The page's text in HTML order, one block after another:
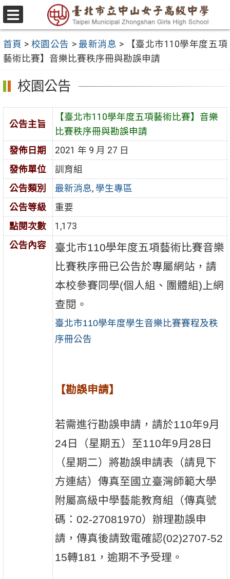
跳
至
要
內
容
區
選
單
首頁 > 校園公告 > 最新消息 >
【臺北市110學年度五項
藝術比賽】音樂比賽秩序冊與勘誤申請
校園公告
公告主旨
【臺北市110學年度五項藝術比賽】音樂
比賽秩序冊與勘誤申請
發佈日期
2021 年 9 月 27 日
發佈單位
訓育組
公告類別
最新消息, 學生專區
公告等級
重要
點閱次數
1,173
公告內容
臺北市110學年度五項藝術比賽音樂
比賽秩序冊已公告於專屬網站，請
本校參賽同學(個人組、團體組)上網
查閱。
臺北市110學年度學生音樂比賽賽程及秩
序冊公告
【勘誤申請】
若需進行勘誤申請，請於110年9月
24日（星期五）至110年9月28日
（星期二）將勘誤申請表（請見下
方連結）傳真至國立臺灣師範大學
附屬高級中學藝能教育組（傳真號
碼：02-27081970）辦理勘誤申
請，傳真後請致電確認(02)2707-52
15轉181，逾期不予受理。